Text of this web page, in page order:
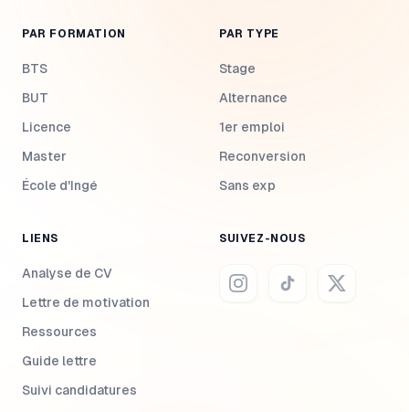
PAR FORMATION
BTS
BUT
Licence
Master
École d'Ingé
PAR TYPE
Stage
Alternance
1er emploi
Reconversion
Sans exp
LIENS
Analyse de CV
Lettre de motivation
Ressources
Guide lettre
Suivi candidatures
SUIVEZ-NOUS